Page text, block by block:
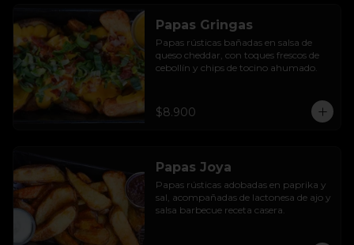
Papas Gringas
Papas rústicas bañadas en salsa de
queso cheddar, con toques frescos de
cebollín y chips de tocino ahumado.
$8.900
Papas Joya
Papas rústicas adobadas en paprika y
sal, acompañadas de lactonesa de ajo y
salsa barbecue receta casera.